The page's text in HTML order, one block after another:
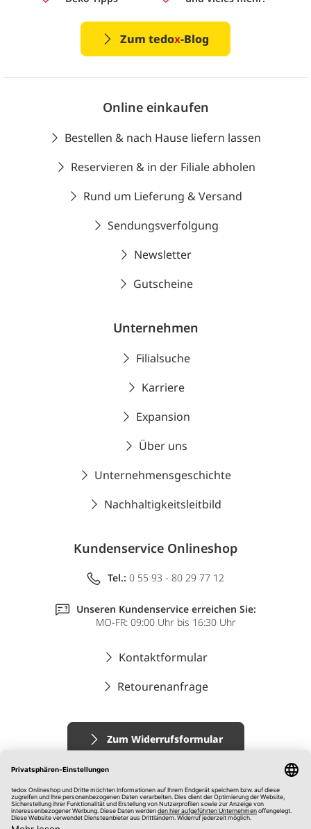
Zum tedox-Blog
Online einkaufen
Bestellen & nach Hause liefern lassen
Reservieren & in der Filiale abholen
Rund um Lieferung & Versand
Sendungsverfolgung
Newsletter
Gutscheine
Unternehmen
Filialsuche
Karriere
Expansion
Über uns
Unternehmensgeschichte
Nachhaltigkeitsleitbild
Kundenservice Onlineshop
Tel.: 0 55 93 - 80 29 77 12
Unseren Kundenservice erreichen Sie:
MO-FR: 09:00 Uhr bis 16:30 Uhr
Kontaktformular
Retourenanfrage
Zum Widerrufsformular
Impressum
AGB